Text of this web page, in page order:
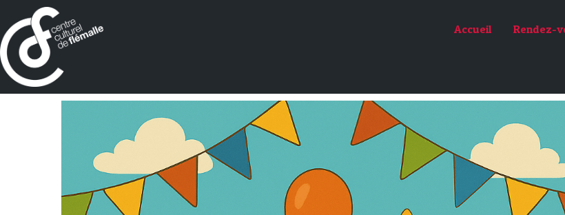
Accueil Rendez-